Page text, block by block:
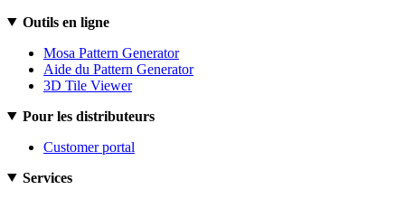
Outils en ligne
Mosa Pattern Generator
Aide du Pattern Generator
3D Tile Viewer
Pour les distributeurs
Customer portal
Services